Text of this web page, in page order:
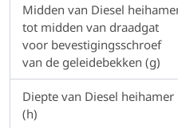
Midden van Diesel
tot midden van draadgat
voor bevestigingsschroef
van de geleidebekken (g)
Diepte van Diesel heihamer
(h)